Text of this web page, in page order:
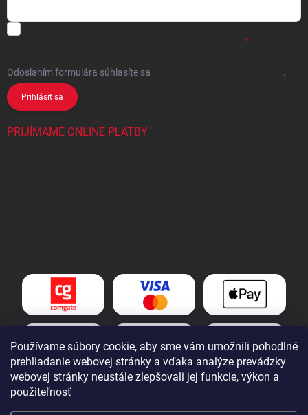
Používame súbory cookie, aby sme vám umožnili pohodlné
prehliadanie webovej stránky a vďaka analýze prevádzky
webovej stránky neustále zlepšovali jej funkcie, výkon a
použiteľnosť
Odoslaním formulára súhlasíte sa .
Prihlásiť sa
PRIJÍMAME ONLINE PLATBY